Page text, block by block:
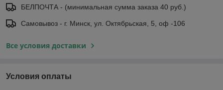
БЕЛПОЧТА - (минимальная сумма заказа 40 руб.)
Самовывоз - г. Минск, ул. Октябрьская, 5, оф -106
Все условия доставки
Условия оплаты